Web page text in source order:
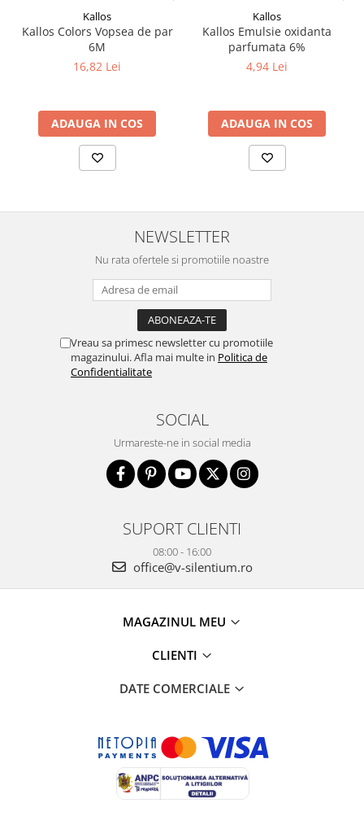
Kallos
Kallos Colors Vopsea de par
6M
16,82 Lei
ADAUGA IN COS
Kallos
Kallos Emulsie oxidanta
parfumata 6%
4,94 Lei
ADAUGA IN COS
NEWSLETTER
Nu rata ofertele si promotiile noastre
Vreau sa primesc newsletter cu promotiile
magazinului. Afla mai multe in Politica de
Confidentialitate
SOCIAL
Urmareste-ne in social media
SUPORT CLIENTI
08:00 - 16:00
office@v-silentium.ro
MAGAZINUL MEU
CLIENTI
DATE COMERCIALE